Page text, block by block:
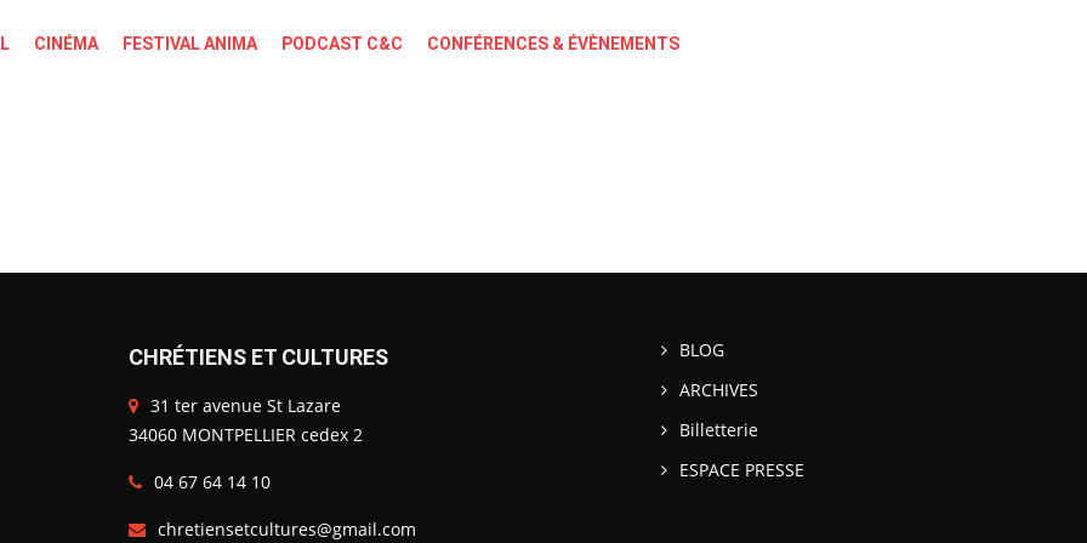
CINÉMA FESTIVAL ANIMA PODCAST C&C CONFÉRENCES & ÉVÈNEMENTS
CHRÉTIENS ET CULTURES
31 ter avenue St Lazare
34060 MONTPELLIER cedex 2
04 67 64 14 10
chretiensetcultures@gmail.com
BLOG
ARCHIVES
Billetterie
ESPACE PRESSE